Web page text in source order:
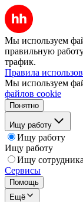
Мы используем
правильную
трафик.
Правила
Мы используем
файлов cookie
Понятно
Ищу работу
Ищу работу
Ищу работу
Ищу сотрудника
Сервисы
Помощь
Ещё